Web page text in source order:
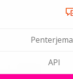
API